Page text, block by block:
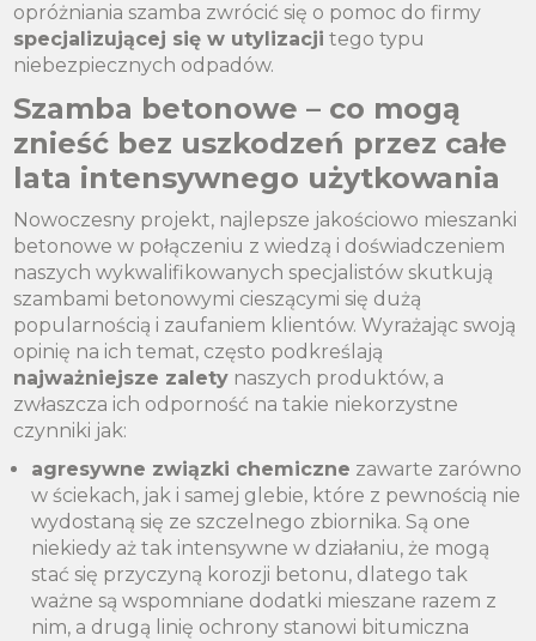
opróżniania szamba zwrócić się o pomoc do firmy
specjalizującej się w utylizacji tego typu
niebezpiecznych odpadów.
Szamba betonowe – co mogą
znieść bez uszkodzeń przez całe
lata intensywnego użytkowania
Nowoczesny projekt, najlepsze jakościowo mieszanki
betonowe w połączeniu z wiedzą i doświadczeniem
naszych wykwalifikowanych specjalistów skutkują
szambami betonowymi cieszącymi się dużą
popularnością i zaufaniem klientów. Wyrażając swoją
opinię na ich temat, często podkreślają
najważniejsze zalety naszych produktów, a
zwłaszcza ich odporność na takie niekorzystne
czynniki jak:
agresywne związki chemiczne zawarte zarówno
w ściekach, jak i samej glebie, które z pewnością nie
wydostaną się ze szczelnego zbiornika. Są one
niekiedy aż tak intensywne w działaniu, że mogą
stać się przyczyną korozji betonu, dlatego tak
ważne są wspomniane dodatki mieszane razem z
nim, a drugą linię ochrony stanowi bitumiczna